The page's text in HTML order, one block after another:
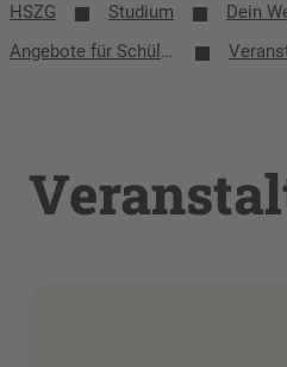
HSZG Studium
Angebote für Schülerinnen, Schüler und Schulen